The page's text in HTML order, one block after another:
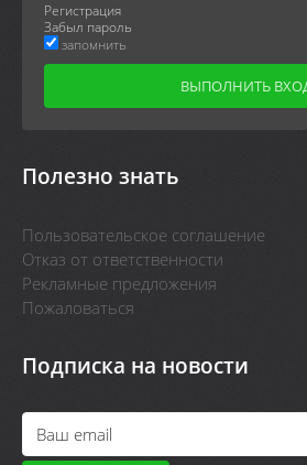
Регистрация
Забыл пароль
запомнить
Полезно знать
Пользовательское соглашение
Отказ от ответственности
Рекламные предложения
Пожаловаться
Подписка на новости